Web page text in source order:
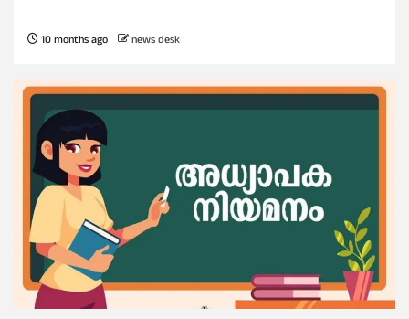
10 months ago news desk